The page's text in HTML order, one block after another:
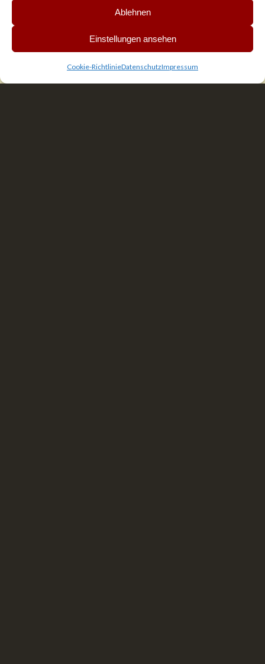
Ablehnen
Einstellungen ansehen
Cookie-RichtlinieDatenschutzImpressum